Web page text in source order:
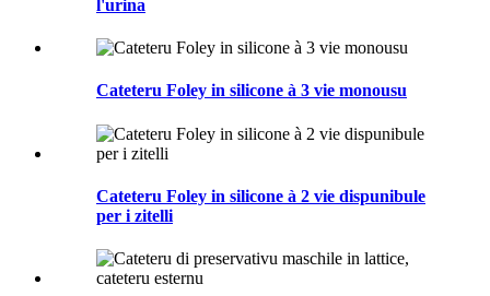
l'urina
Cateteru Foley in silicone à 3 vie monousu
Cateteru Foley in silicone à 2 vie dispunibule
per i zitelli